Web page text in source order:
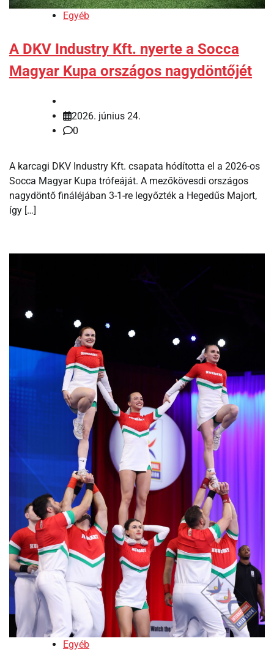
Egyéb
A DKV Industry Kft. nyerte a Socca
Magyar Kupa országos nagydöntőjét
2026. június 24.
0
A karcagi DKV Industry Kft. csapata hódította el a 2026-os
Socca Magyar Kupa trófeáját. A mezőkövesdi országos
nagydöntő fináléjában 3-1-re legyőzték a Hegedűs Majort,
így […]
Egyéb